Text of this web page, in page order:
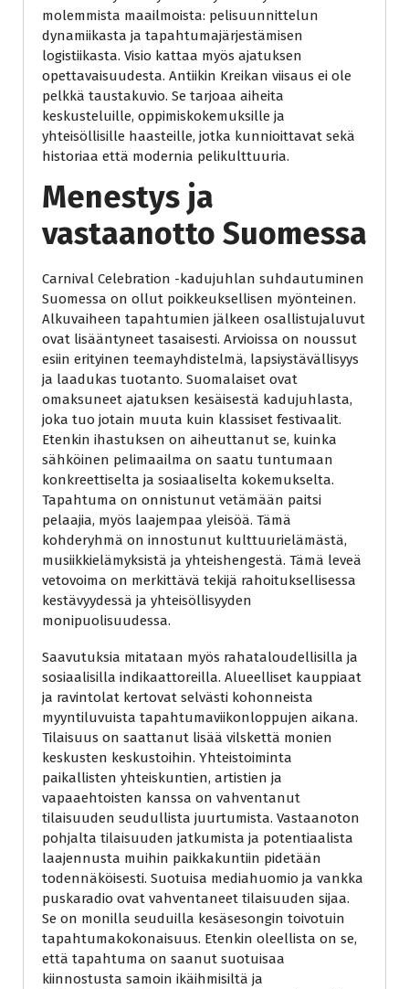
molemmista maailmoista: pelisuunnittelun
dynamiikasta ja tapahtumajärjestämisen
logistiikasta. Visio kattaa myös ajatuksen
opettavaisuudesta. Antiikin Kreikan viisaus ei ole
pelkkä taustakuvio. Se tarjoaa aiheita
keskusteluille, oppimiskokemuksille ja
yhteisöllisille haasteille, jotka kunnioittavat sekä
historiaa että modernia pelikulttuuria.
Menestys ja
vastaanotto Suomessa
Carnival Celebration -kadujuhlan suhdautuminen
Suomessa on ollut poikkeuksellisen myönteinen.
Alkuvaiheen tapahtumien jälkeen osallistujaluvut
ovat lisääntyneet tasaisesti. Arvioissa on noussut
esiin erityinen teemayhdistelmä, lapsiystävällisyys
ja laadukas tuotanto. Suomalaiset ovat
omaksuneet ajatuksen kesäisestä kadujuhlasta,
joka tuo jotain muuta kuin klassiset festivaalit.
Etenkin ihastuksen on aiheuttanut se, kuinka
sähköinen pelimaailma on saatu tuntumaan
konkreettiselta ja sosiaaliselta kokemukselta.
Tapahtuma on onnistunut vetämään paitsi
pelaajia, myös laajempaa yleisöä. Tämä
kohderyhmä on innostunut kulttuurielämästä,
musiikkielämyksistä ja yhteishengestä. Tämä leveä
vetovoima on merkittävä tekijä rahoituksellisessa
kestävyydessä ja yhteisöllisyyden
monipuolisuudessa.
Saavutuksia mitataan myös rahataloudellisilla ja
sosiaalisilla indikaattoreilla. Alueelliset kauppiaat
ja ravintolat kertovat selvästi kohonneista
myyntiluvuista tapahtumaviikonloppujen aikana.
Tilaisuus on saattanut lisää vilskettä monien
keskusten keskustoihin. Yhteistoiminta
paikallisten yhteiskuntien, artistien ja
vapaaehtoisten kanssa on vahventanut
tilaisuuden seudullista juurtumista. Vastaanoton
pohjalta tilaisuuden jatkumista ja potentiaalista
laajennusta muihin paikkakuntiin pidetään
todennäköisesti. Suotuisa mediahuomio ja vankka
puskaradio ovat vahventaneet tilaisuuden sijaa.
Se on monilla seuduilla kesäsesongin toivotuin
tapahtumakokonaisuus. Etenkin oleellista on se,
että tapahtuma on saanut suotuisaa
kiinnostusta samoin ikäihmisiltä ja